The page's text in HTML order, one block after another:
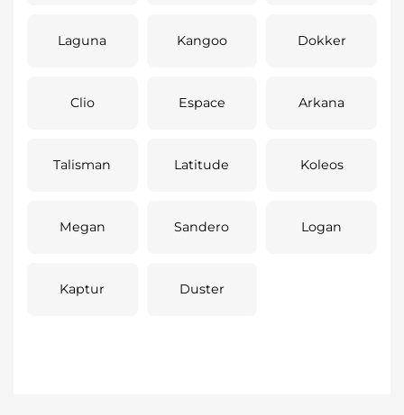
Laguna Kangoo Dokker
Clio Espace Arkana
Talisman Latitude Koleos
Megan Sandero Logan
Kaptur Duster